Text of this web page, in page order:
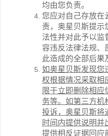
均由您负责。
您应对自己存放在
责，奥星贝斯提示
法性并对此予以监
容违反法律法规、
此造成的全部后果
如奥星贝斯发现您
权根据情况采取相
限于立即删除相应
务等。如第三方机
投诉，奥星贝斯将
时间内提供说明并
提供相反证据回应